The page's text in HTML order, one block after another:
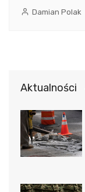
Damian Polak
Aktualności